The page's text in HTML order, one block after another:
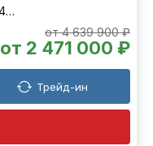
Premium 2.2 CRDI 199 Л.С. РОБОТ 4WD
от 4 639 900 ₽
от 2 471 000 ₽
Трейд-ин